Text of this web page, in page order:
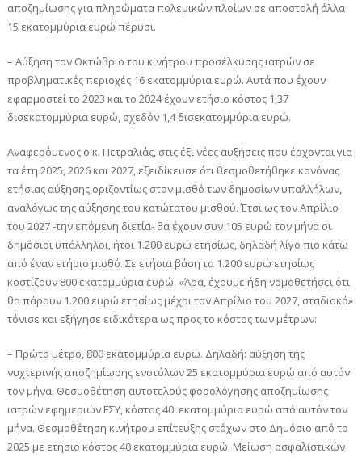
αποζημίωσης για πληρώματα πολεμικών πλοίων σε αποστολή άλλα
15 εκατομμύρια ευρώ πέρυσι.
– Αύξηση τον Οκτώβριο του κινήτρου προσέλκυσης ιατρών σε
προβληματικές περιοχές 16 εκατομμύρια ευρώ. Αυτά που έχουν
εφαρμοστεί το 2023 και το 2024 έχουν ετήσιο κόστος 1,37
δισεκατομμύρια ευρώ, σχεδόν 1,4 δισεκατομμύρια ευρώ.
Αναφερόμενος ο κ. Πετραλιάς, στις έξι νέες αυξήσεις που έρχονται για
τα έτη 2025, 2026 και 2027, εξειδίκευσε ότι θεσμοθετήθηκε κανόνας
ετήσιας αύξησης οριζοντίως στον μισθό των δημοσίων υπαλλήλων,
αναλόγως της αύξησης του κατώτατου μισθού. Έτσι ως τον Απρίλιο
του 2027 -την επόμενη διετία- θα έχουν συν 105 ευρώ τον μήνα οι
δημόσιοι υπάλληλοι, ήτοι 1.200 ευρώ ετησίως, δηλαδή λίγο πιο κάτω
από έναν ετήσιο μισθό. Σε ετήσια βάση τα 1.200 ευρώ ετησίως
κοστίζουν 800 εκατομμύρια ευρώ. «Άρα, έχουμε ήδη νομοθετήσει ότι
θα πάρουν 1.200 ευρώ ετησίως μέχρι τον Απρίλιο του 2027, σταδιακά»
τόνισε και εξήγησε ειδικότερα ως προς το κόστος των μέτρων:
– Πρώτο μέτρο, 800 εκατομμύρια ευρώ. Δηλαδή: αύξηση της
νυχτερινής αποζημίωσης ενστόλων 25 εκατομμύρια ευρώ από αυτόν
τον μήνα. Θεσμοθέτηση αυτοτελούς φορολόγησης αποζημίωσης
ιατρών εφημεριών ΕΣΥ, κόστος 40. εκατομμύρια ευρώ από αυτόν τον
μήνα. Θεσμοθέτηση κινήτρου επίτευξης στόχων στο Δημόσιο από το
2025 με ετήσιο κόστος 40 εκατομμύρια ευρώ. Μείωση ασφαλιστικών